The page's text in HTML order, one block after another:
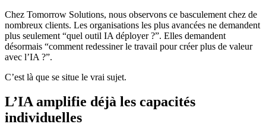
Chez Tomorrow Solutions, nous observons ce basculement chez de
nombreux clients. Les organisations les plus avancées ne demandent
plus seulement “quel outil IA déployer ?”. Elles demandent
désormais “comment redessiner le travail pour créer plus de valeur
avec l’IA ?”.
C’est là que se situe le vrai sujet.
L’IA amplifie déjà les capacités
individuelles